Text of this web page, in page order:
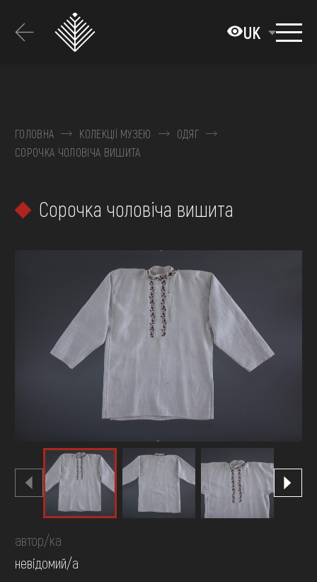
основного
UK
КОЛЕКЦІЇ
ВИСТАВКИ ТА ПОДІЇ
ВІДВІДАТИ
ОНЛАЙН-КРАМНИЦЯ
ПІДТРИМАТИ
ГОЛОВНА КОЛЕКЦІЇ МУЗЕЮ
ОДЯГ
СОРОЧКА ЧОЛОВІЧА ВИШИТА
Сорочка чоловіча вишита
автор/ка
невідомий/а